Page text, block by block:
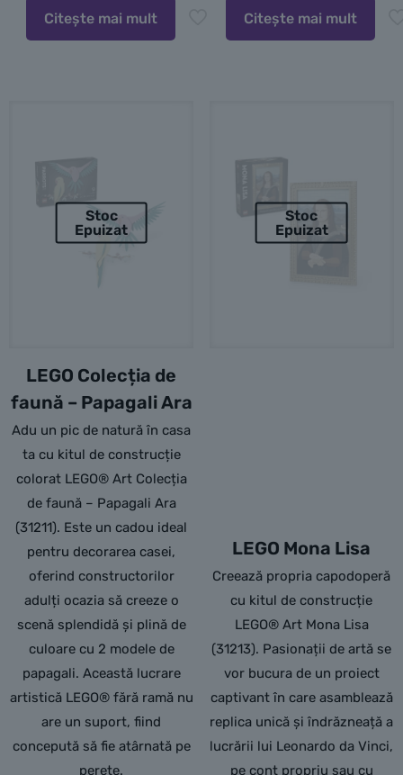
Citește mai mult Citește mai mult
Stoc
Epuizat
LEGO Colecția de
faună – Papagali Ara
Adu un pic de natură în casa
ta cu kitul de construcție
colorat LEGO® Art Colecția
de faună – Papagali Ara
(31211). Este un cadou ideal
pentru decorarea casei,
oferind constructorilor
adulți ocazia să creeze o
scenă splendidă și plină de
culoare cu 2 modele de
papagali. Această lucrare
artistică LEGO® fără ramă nu
are un suport, fiind
concepută să fie atârnată pe
perete.
Stoc
Epuizat
LEGO Mona Lisa
Creează propria capodoperă
cu kitul de construcție
LEGO® Art Mona Lisa
(31213). Pasionații de artă se
vor bucura de un proiect
captivant în care asamblează
replica unică și îndrăzneață a
lucrării lui Leonardo da Vinci,
pe cont propriu sau cu